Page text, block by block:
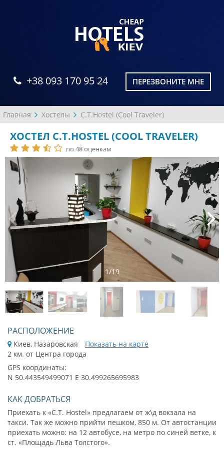
+38 093 170 95 24 ПЕРЕЗВОНИТЕ МНЕ
Главная Хостелы C.T.Hostel (Cool Traveler)
ХОСТЕЛ C.T.HOSTEL (COOL TRAVELER)
по 48 оценкам
1/19
РАСПОЛОЖЕНИЕ
Киев, Назаровская
Показать на карте
2 км. от Центра города
GPS координаты:
N 50.443549499071 E 30.499265695983
КАК ДОБРАТЬСЯ
Приехать к «C.T. Hostel» предлагаем от ж\д вокзала на
такси. Так же можно прийти пешком, 850 м. От автостанции
приехать можно: на 12 автобусе, на метро по синей ветке, к
ст. «Площадь Льва Толстого».